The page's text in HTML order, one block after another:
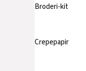
Broderi-kit
Crepepapir